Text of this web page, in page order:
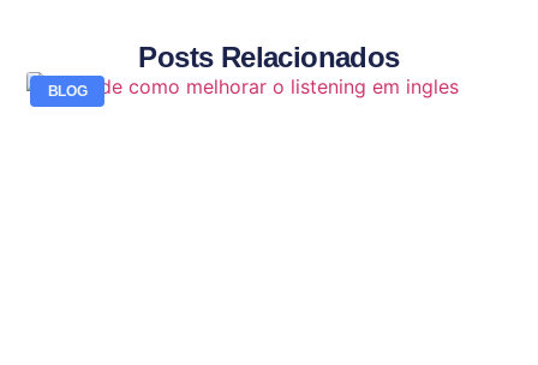
Posts Relacionados
BLOG